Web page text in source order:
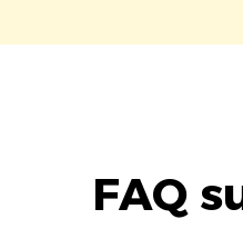
FAQ